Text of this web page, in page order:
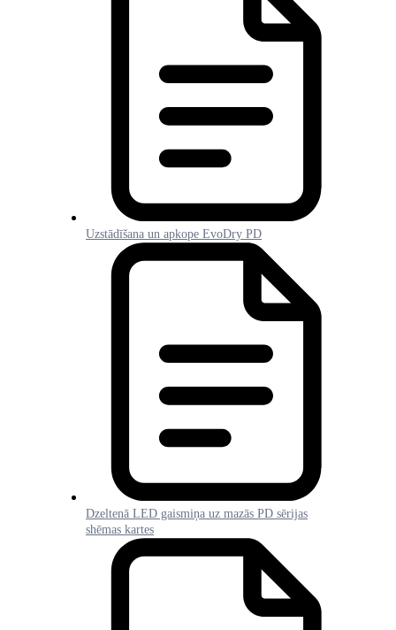
Uzstādīšana un apkope EvoDry PD
Dzeltenā LED gaismiņa uz mazās PD sērijas
shēmas kartes